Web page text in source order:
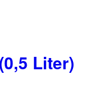
Liter)